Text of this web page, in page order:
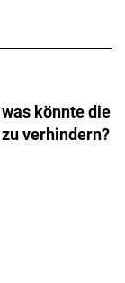
könnte die
verhindern?